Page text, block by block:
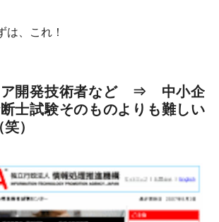
は、これ！
ア開発技術者など ⇒ 中小企
士試験そのものよりも難しい
）